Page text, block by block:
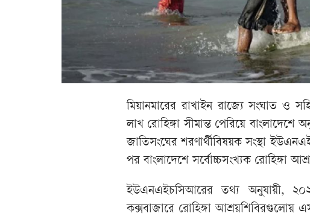
মিয়ানমারের রাখাইন রাজ্যে সংঘাত ও
লাখ রোহিঙ্গা সীমান্ত পেরিয়ে
জাতিসংঘের শরণার্থীবিষয়ক সংস্থা
পর বাংলাদেশে সর্বোচ্চসংখ্যক রোহিঙ্গা
ইউএনএইচসিআরের তথ্য অনুযায়ী,
কক্সবাজারে রোহিঙ্গা আশ্রয়শিবিরগুলোয়